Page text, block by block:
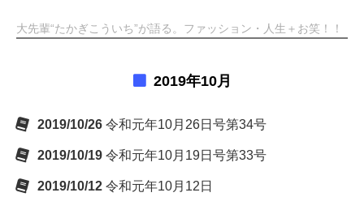
大先輩“たかぎこういち”が語る。ファッション・人生＋お笑！！
2019年10月
2019/10/26 令和元年10月26日号第34号
2019/10/19 令和元年10月19日号第33号
2019/10/12 令和元年10月12日